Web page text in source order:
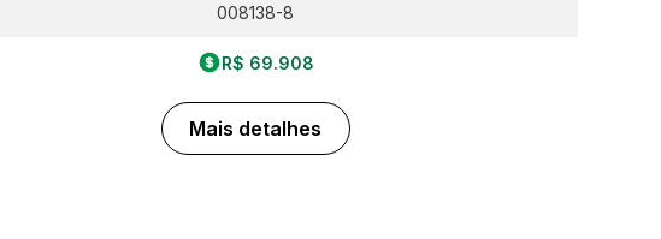
008138-8
R$ 69.908
Mais detalhes